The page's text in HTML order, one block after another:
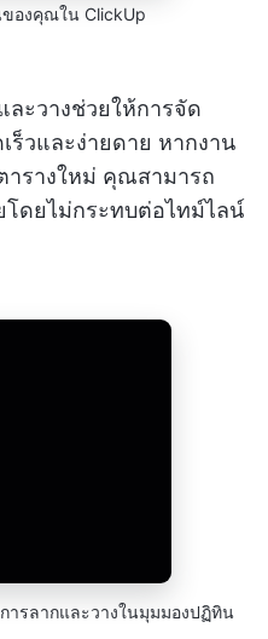
องคุณใน ClickUp
ะวางช่วยให้การจัด
ร็วและง่ายดาย หากงาน
ารางใหม่ คุณสามารถ
โดยไม่กระทบต่อไทม์ไลน์
รลากและวางในมุมมองปฏิทิน